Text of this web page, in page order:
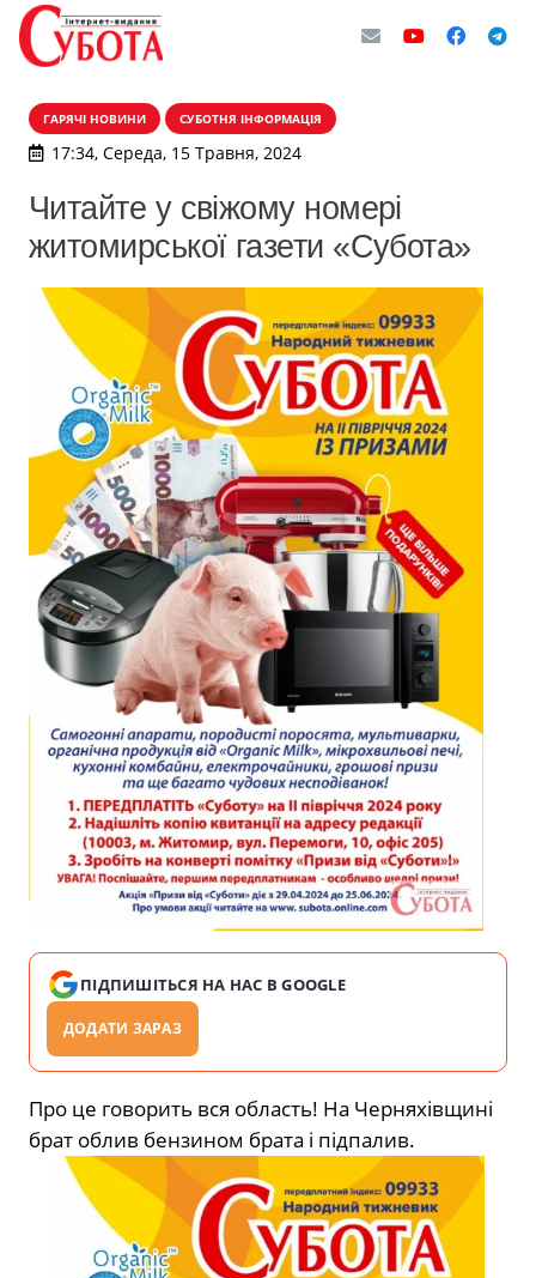
ГАРЯЧІ НОВИНИ СУБОТНЯ ІНФОРМАЦІЯ
17:34, Середа, 15 Травня, 2024
Читайте у свіжому номері
житомирської газети «Субота»
ПІДПИШІТЬСЯ НА НАС В GOOGLE
ДОДАТИ ЗАРАЗ
Про це говорить вся область! На Черняхівщині
брат облив бензином брата і підпалив.